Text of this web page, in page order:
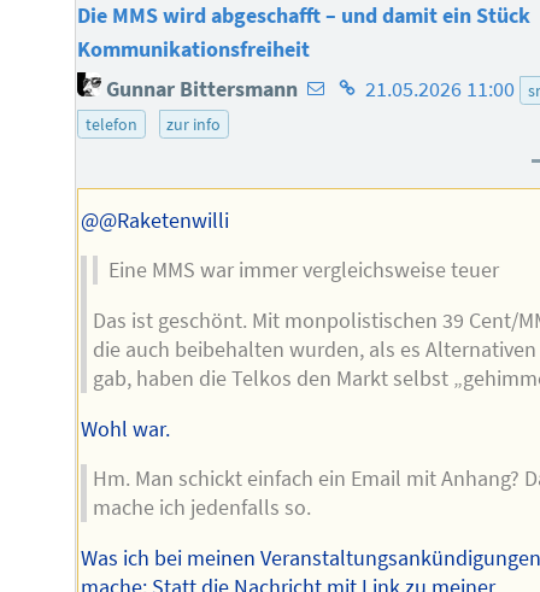
Die MMS wird abgeschafft – und damit ein Stück
Kommunikationsfreiheit
Gunnar Bittersmann E-
des
Homepage
21.05.2026 11:00
telefon
zur info
@@Raketenwilli
Eine MMS war immer vergleichsweise teuer
Das ist geschönt. Mit monpolistischen 39 Cent/
die auch beibehalten wurden, als es Alternativen
gab, haben die Telkos den Markt selbst
Wohl war.
Hm. Man schickt einfach ein Email mit Anhang?
mache ich jedenfalls so.
Was ich bei meinen